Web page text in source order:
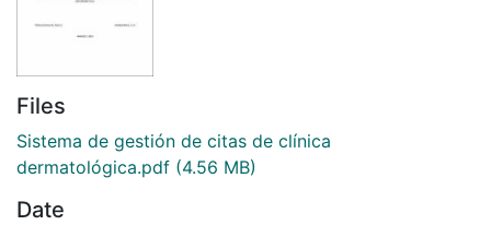
Files
Sistema de gestión de citas de clínica
dermatológica.pdf (4.56 MB)
Date